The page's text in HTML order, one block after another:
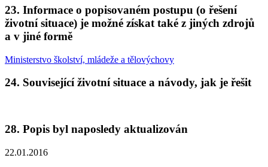
23. Informace o popisovaném postupu (o řešení
životní situace) je možné získat také z jiných zdrojů
a v jiné formě
Ministerstvo školství, mládeže a tělovýchovy
24. Související životní situace a návody, jak je řešit
28. Popis byl naposledy aktualizován
22.01.2016